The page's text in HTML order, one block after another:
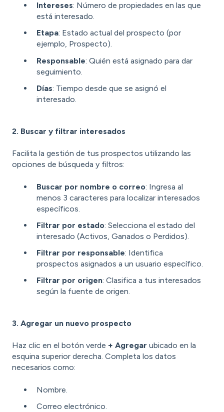
Intereses: Número de propiedades en las que
está interesado.
Etapa: Estado actual del prospecto (por
ejemplo, Prospecto).
Responsable: Quién está asignado para dar
seguimiento.
Días: Tiempo desde que se asignó el
interesado.
2. Buscar y filtrar interesados
Facilita la gestión de tus prospectos utilizando las
opciones de búsqueda y filtros:
Buscar por nombre o correo: Ingresa al
menos 3 caracteres para localizar interesados
específicos.
Filtrar por estado: Selecciona el estado del
interesado (Activos, Ganados o Perdidos).
Filtrar por responsable: Identifica
prospectos asignados a un usuario específico.
Filtrar por origen: Clasifica a tus interesados
según la fuente de origen.
3. Agregar un nuevo prospecto
Haz clic en el botón verde + Agregar ubicado en la
esquina superior derecha. Completa los datos
necesarios como:
Nombre.
Correo electrónico.